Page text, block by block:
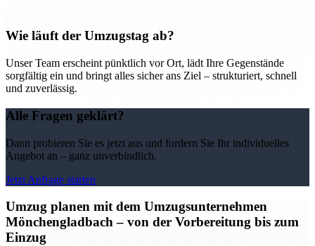
Wie läuft der Umzugstag ab?
Unser Team erscheint pünktlich vor Ort, lädt Ihre Gegenstände
sorgfältig ein und bringt alles sicher ans Ziel – strukturiert, schnell
und zuverlässig.
Alle Fragen geklärt?
Dann probieren Sie es jetzt aus und fordern Sie Ihr individuelles
Angebot an – ganz unverbindlich.
Jetzt Anfrage starten
Umzug planen mit dem Umzugsunternehmen
Mönchengladbach – von der Vorbereitung bis zum
Einzug